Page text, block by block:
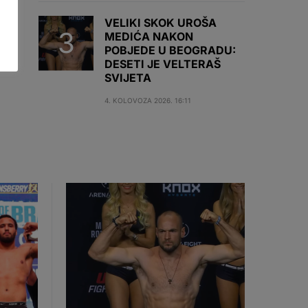
VELIKI SKOK UROŠA
MEDIĆA NAKON
POBJEDE U BEOGRADU:
DESETI JE VELTERAŠ
SVIJETA
4. KOLOVOZA 2026. 16:11